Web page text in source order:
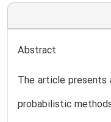
Abstract
The article
probabilistic